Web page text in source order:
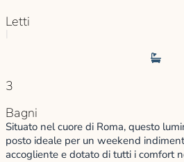
Letti
3
Bagni
Situato nel cuore di Roma, questo
posto ideale per un weekend
accogliente e dotato di tutti i comfort